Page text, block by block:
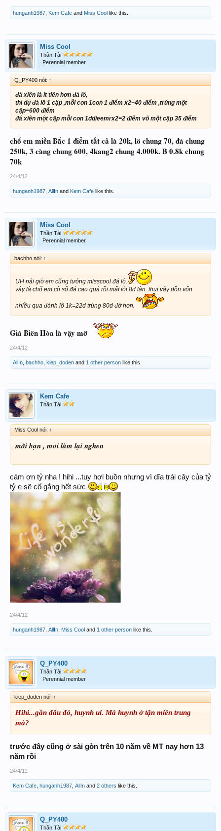
hunganh1987 Kem Cafe and Miss Cool like this.
Miss Cool
Thần Tài
Perennial member
Q_PY400 nói: ↑
đá xiên là ít tiền hơn đá lô,
thí dụ đá lô 1 cặp ,mỗi con 1con 1 điểm x2=40 điểm ,trúng một
cặp=600 điểm
đá xiên một cặp mỗi con 1ddieemrx2=2 điểm vô một cặp 35 điểm
chổ em miền Bắc 1 điểm tất cả là 20k, lô chung 70, đá chung
250k, 3 càng chung 600, 4kang2 chung 4.000k. B 0.8k chung
70k
24/4/12
hunganh1987 AllIn and Kem Cafe like this.
Miss Cool
Thần Tài
Perennial member
bachho nói: ↑
UH nải giờ em cũng tưởng misscool đá lô.
vậy là chổ em cò số đá cao quá rồi mất tới 8d lận. thui vậy dồn vốn
nhiều qua đánh lô 1k=22d trúng 80d đở hơn.
Giá Biên Hòa là vậy mờ
24/4/12
AllIn bachho kiep_doden and 1 other person like this.
Kem Cafe
Thần Tài
Miss Cool nói: ↑
mời bạn , mơi làm lại nghen
cám ơn tỷ nha ! hihi ...tuy hơi buồn nhưng vì dĩa trái cây của tỷ
tỷ e sẽ cố gắng hết sức
24/4/12
hunganh1987 AllIn Miss Cool and 1 other person like this.
Q_PY400
Thần Tài
Perennial member
kiep_doden nói: ↑
Hihi...gần đâu đó, huynh ui. Mà huynh ở tận miền trung
mà?
trước đây cũng ở sài gòn trên 10 năm về MT nay hơn 13
năm rồi
24/4/12
Kem Cafe hunganh1987 AllIn and 2 others like this.
Q_PY400
Thần Tài